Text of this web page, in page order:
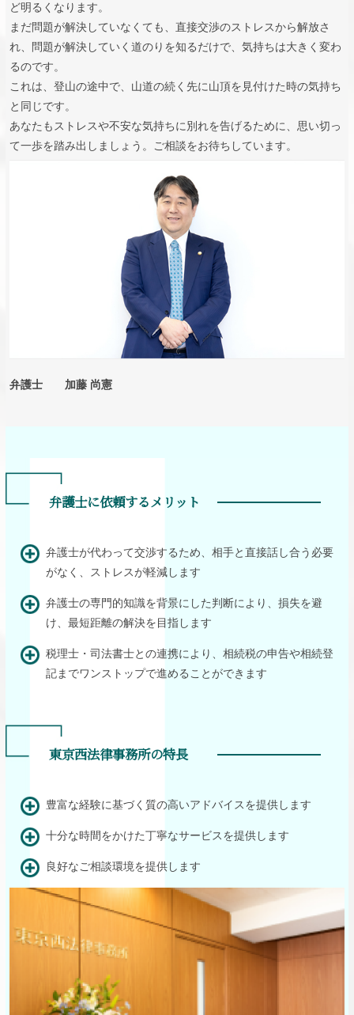
ど明るくなります。
まだ問題が解決していなくても、直接交渉のストレスから解放さ
れ、問題が解決していく道のりを知るだけで、気持ちは大きく変わ
るのです。
これは、登山の途中で、山道の続く先に山頂を見付けた時の気持ち
と同じです。
あなたもストレスや不安な気持ちに別れを告げるために、思い切っ
て一歩を踏み出しましょう。ご相談をお待ちしています。
弁護士 加藤 尚憲
弁護士に依頼するメリット
弁護士が代わって交渉するため、相手と直接話し合う必要
がなく、ストレスが軽減します
弁護士の専門的知識を背景にした判断により、損失を避
け、最短距離の解決を目指します
税理士・司法書士との連携により、相続税の申告や相続登
記までワンストップで進めることができます
東京西法律事務所の特長
豊富な経験に基づく質の高いアドバイスを提供します
十分な時間をかけた丁寧なサービスを提供します
良好なご相談環境を提供します